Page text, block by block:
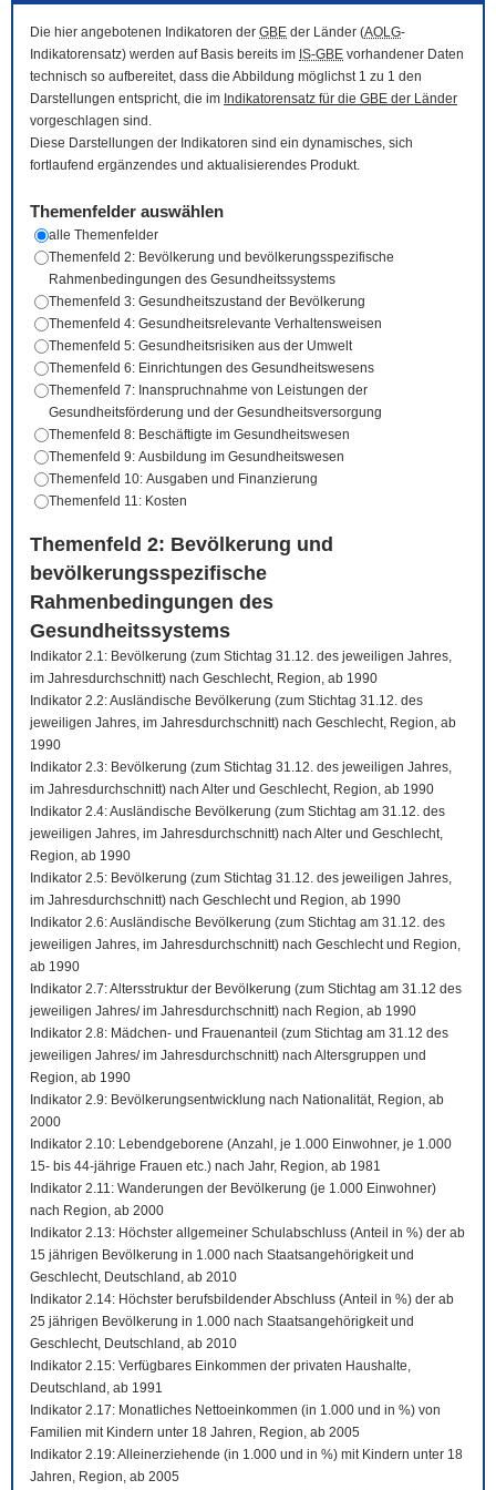
Die hier angebotenen Indikatoren der GBE der Länder (AOLG-
Indikatorensatz) werden auf Basis bereits im IS-GBE vorhandener Daten
technisch so aufbereitet, dass die Abbildung möglichst 1 zu 1 den
Darstellungen entspricht, die im Indikatorensatz für die GBE der Länder
vorgeschlagen sind.
Diese Darstellungen der Indikatoren sind ein dynamisches, sich
fortlaufend ergänzendes und aktualisierendes Produkt.
Themenfelder auswählen
alle Themenfelder
Themenfeld 2: Bevölkerung und bevölkerungsspezifische
Rahmenbedingungen des Gesundheitssystems
Themenfeld 3: Gesundheitszustand der Bevölkerung
Themenfeld 4: Gesundheitsrelevante Verhaltensweisen
Themenfeld 5: Gesundheitsrisiken aus der Umwelt
Themenfeld 6: Einrichtungen des Gesundheitswesens
Themenfeld 7: Inanspruchnahme von Leistungen der
Gesundheitsförderung und der Gesundheitsversorgung
Themenfeld 8: Beschäftigte im Gesundheitswesen
Themenfeld 9: Ausbildung im Gesundheitswesen
Themenfeld 10: Ausgaben und Finanzierung
Themenfeld 11: Kosten
Themenfeld 2: Bevölkerung und
bevölkerungsspezifische
Rahmenbedingungen des
Gesundheitssystems
Indikator 2.1: Bevölkerung (zum Stichtag 31.12. des jeweiligen Jahres,
im Jahresdurchschnitt) nach Geschlecht, Region, ab 1990
Indikator 2.2: Ausländische Bevölkerung (zum Stichtag 31.12. des
jeweiligen Jahres, im Jahresdurchschnitt) nach Geschlecht, Region, ab
1990
Indikator 2.3: Bevölkerung (zum Stichtag 31.12. des jeweiligen Jahres,
im Jahresdurchschnitt) nach Alter und Geschlecht, Region, ab 1990
Indikator 2.4: Ausländische Bevölkerung (zum Stichtag am 31.12. des
jeweiligen Jahres, im Jahresdurchschnitt) nach Alter und Geschlecht,
Region, ab 1990
Indikator 2.5: Bevölkerung (zum Stichtag 31.12. des jeweiligen Jahres,
im Jahresdurchschnitt) nach Geschlecht und Region, ab 1990
Indikator 2.6: Ausländische Bevölkerung (zum Stichtag am 31.12. des
jeweiligen Jahres, im Jahresdurchschnitt) nach Geschlecht und Region,
ab 1990
Indikator 2.7: Altersstruktur der Bevölkerung (zum Stichtag am 31.12 des
jeweiligen Jahres/ im Jahresdurchschnitt) nach Region, ab 1990
Indikator 2.8: Mädchen- und Frauenanteil (zum Stichtag am 31.12 des
jeweiligen Jahres/ im Jahresdurchschnitt) nach Altersgruppen und
Region, ab 1990
Indikator 2.9: Bevölkerungsentwicklung nach Nationalität, Region, ab
2000
Indikator 2.10: Lebendgeborene (Anzahl, je 1.000 Einwohner, je 1.000
15- bis 44-jährige Frauen etc.) nach Jahr, Region, ab 1981
Indikator 2.11: Wanderungen der Bevölkerung (je 1.000 Einwohner)
nach Region, ab 2000
Indikator 2.13: Höchster allgemeiner Schulabschluss (Anteil in %) der ab
15 jährigen Bevölkerung in 1.000 nach Staatsangehörigkeit und
Geschlecht, Deutschland, ab 2010
Indikator 2.14: Höchster berufsbildender Abschluss (Anteil in %) der ab
25 jährigen Bevölkerung in 1.000 nach Staatsangehörigkeit und
Geschlecht, Deutschland, ab 2010
Indikator 2.15: Verfügbares Einkommen der privaten Haushalte,
Deutschland, ab 1991
Indikator 2.17: Monatliches Nettoeinkommen (in 1.000 und in %) von
Familien mit Kindern unter 18 Jahren, Region, ab 2005
Indikator 2.19: Alleinerziehende (in 1.000 und in %) mit Kindern unter 18
Jahren, Region, ab 2005